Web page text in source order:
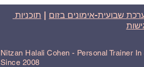
שבועית-אימונים בזום
תוכניות
Nitzan Halali Cohen - Personal Trainer
Since 2008